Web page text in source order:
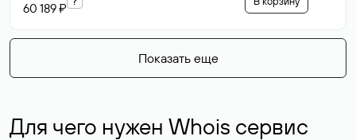
60 189 ₽
Показать еще
Для чего нужен Whois сервис